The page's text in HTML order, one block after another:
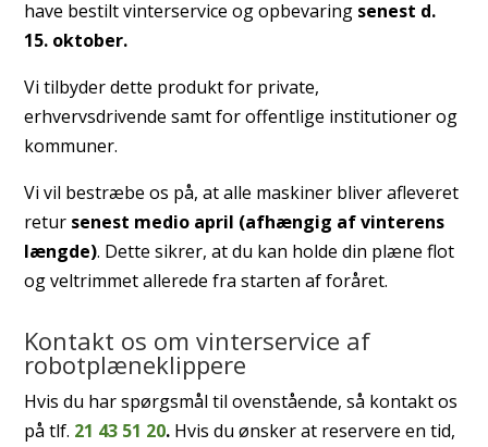
have bestilt vinterservice og opbevaring senest d.
15. oktober.
Vi tilbyder dette produkt for private,
erhvervsdrivende samt for offentlige institutioner og
kommuner.
Vi vil bestræbe os på, at alle maskiner bliver afleveret
retur senest medio april (afhængig af vinterens
længde). Dette sikrer, at du kan holde din plæne flot
og veltrimmet allerede fra starten af foråret.
Kontakt os om vinterservice af
robotplæneklippere
Hvis du har spørgsmål til ovenstående, så kontakt os
på tlf. 21 43 51 20. Hvis du ønsker at reservere en tid,